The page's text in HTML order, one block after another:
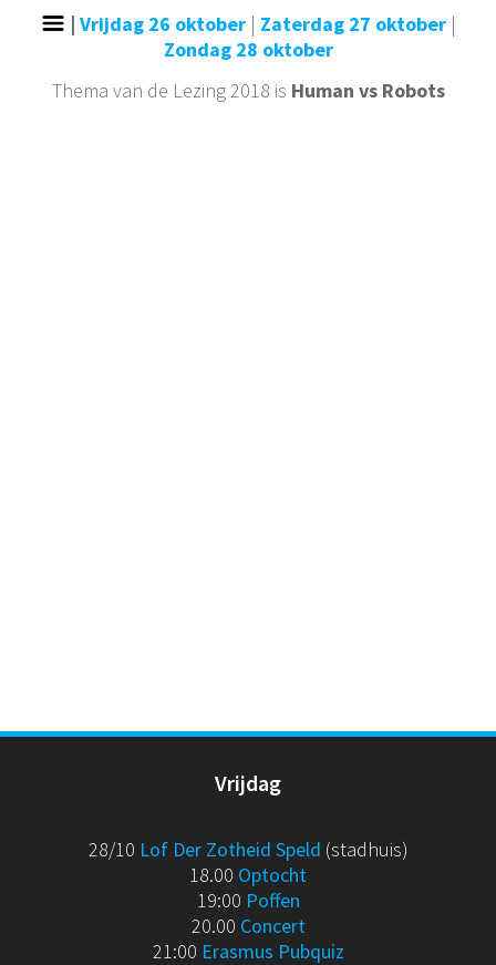
| Vrijdag 26 oktober| Zaterdag 27 oktober|
Zondag 28 oktober
Thema van de Lezing 2018 is Human vs Robots
Vrijdag
28/10 Lof Der Zotheid Speld (stadhuis)
18.00 Optocht
19:00 Poffen
20.00 Concert
21:00 Erasmus Pubquiz